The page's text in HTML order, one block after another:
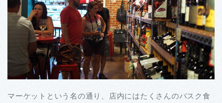
マーケットという名の通り、店内にはたくさんのバスク食